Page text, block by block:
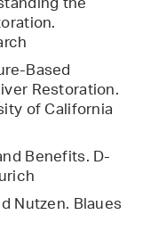
Based
Restoration.
of California
Benefits. D-
Nutzen. Blaues